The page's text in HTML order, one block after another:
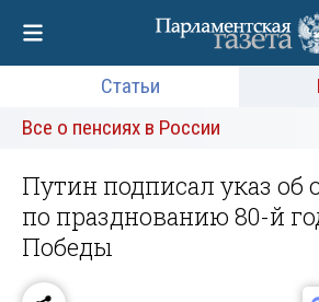
Статьи
Все о пенсиях в России
Путин подписал указ об
по празднованию 80-й
Победы